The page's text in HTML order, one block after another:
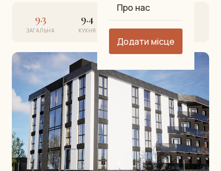
Про нас
Додати місце
9.3
ЗАГАЛЬНА
9.4
КУХНЯ
9.3
АТМОСФЕРА
9.2
СЕРВІС